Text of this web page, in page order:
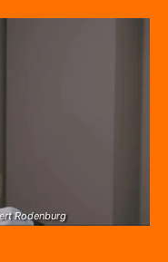
Rodenburg